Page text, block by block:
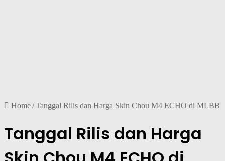
Home/Tanggal Rilis dan Harga Skin Chou M4 ECHO di MLBB
Tanggal Rilis dan Harga